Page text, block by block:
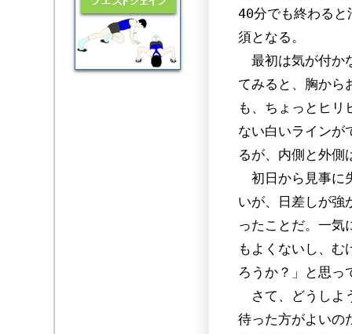
40分でも終わると
須となる。
最初は気が付か
てみると、胸から
も、ちょっとヒリ
ない白いラインが
るが、内側と外側
初日から見事に
いが、日差しが強
ったことだ。一気
もよくないし、む
ろうか？」と思っ
さて、どうしよ
待った方がよいの